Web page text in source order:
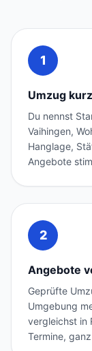
1
Umzug
Du nennst
Vaihingen,
Hanglage,
Angebote
2
Angebote
Geprüfte
Umgebung
vergleichst in
Termine,